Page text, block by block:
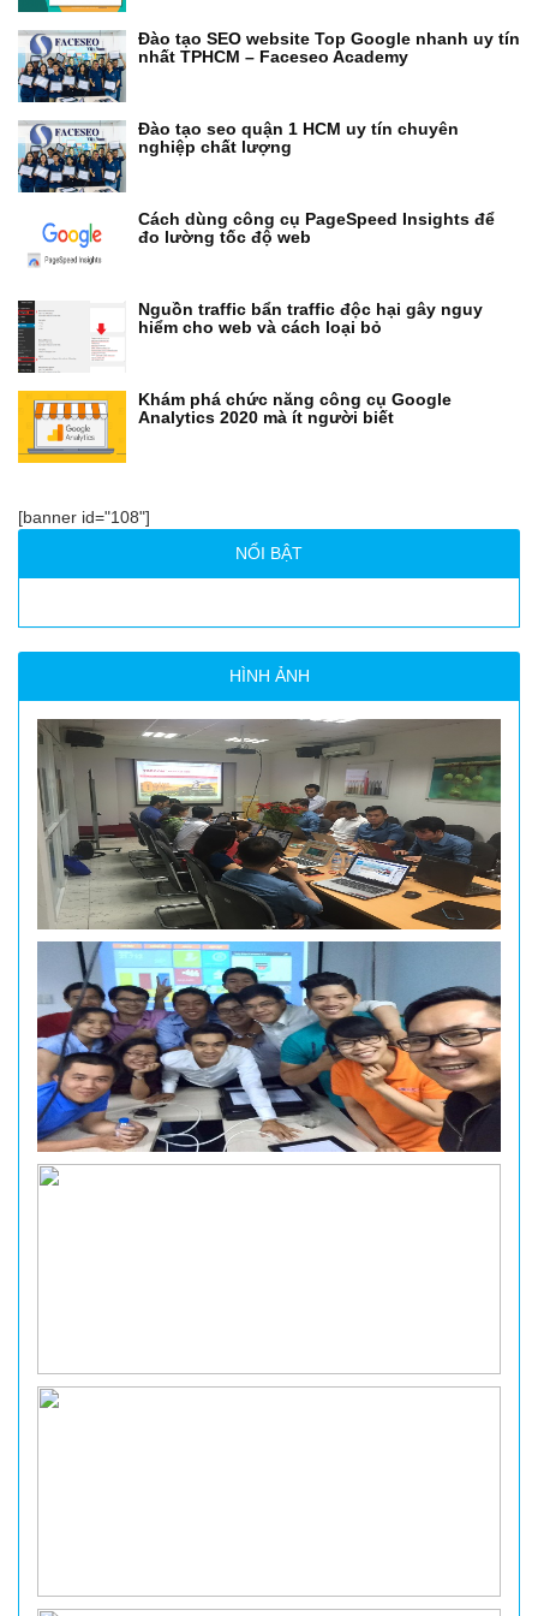
Đào tạo SEO website Top Google nhanh uy tín
nhất TPHCM – Faceseo Academy
Đào tạo seo quận 1 HCM uy tín chuyên
nghiệp chất lượng
Cách dùng công cụ PageSpeed Insights để
đo lường tốc độ web
Nguồn traffic bẩn traffic độc hại gây nguy
hiểm cho web và cách loại bỏ
Khám phá chức năng công cụ Google
Analytics 2020 mà ít người biết
[banner id="108"]
NỔI BẬT
HÌNH ẢNH